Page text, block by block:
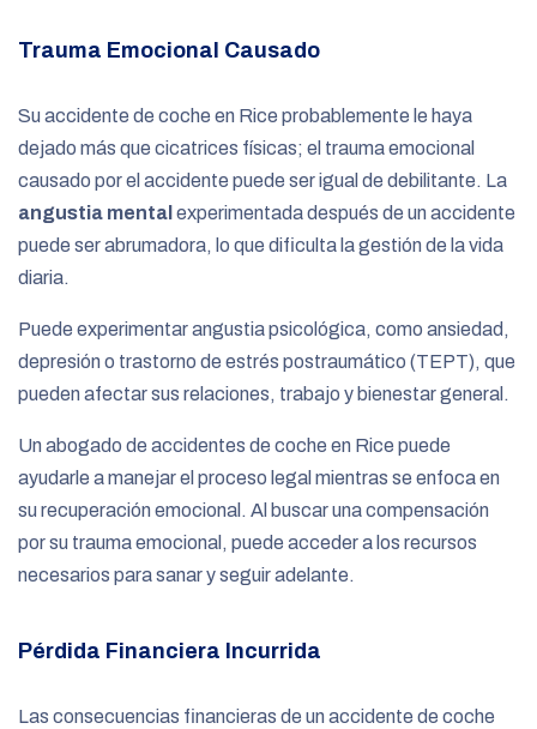
Trauma Emocional Causado
Su accidente de coche en Rice probablemente le haya
dejado más que cicatrices físicas; el trauma emocional
causado por el accidente puede ser igual de debilitante. La
angustia mental experimentada después de un accidente
puede ser abrumadora, lo que dificulta la gestión de la vida
diaria.
Puede experimentar angustia psicológica, como ansiedad,
depresión o trastorno de estrés postraumático (TEPT), que
pueden afectar sus relaciones, trabajo y bienestar general.
Un abogado de accidentes de coche en Rice puede
ayudarle a manejar el proceso legal mientras se enfoca en
su recuperación emocional. Al buscar una compensación
por su trauma emocional, puede acceder a los recursos
necesarios para sanar y seguir adelante.
Pérdida Financiera Incurrida
Las consecuencias financieras de un accidente de coche